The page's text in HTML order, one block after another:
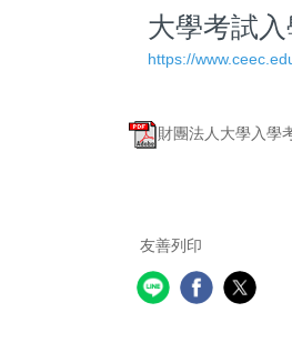
大學考試
https://
財團法人大學入學
友善列印